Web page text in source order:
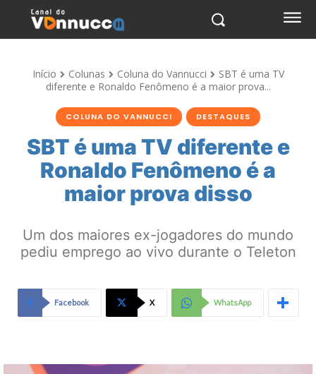
Início Colunas Coluna do Vannucci
SBT é uma TV
diferente e Ronaldo Fenômeno é a maior prova...
COLUNA DO VANNUCCI DESTAQUES
SBT é uma TV diferente e
Ronaldo Fenômeno é a
maior prova disso
Um dos maiores ex-jogadores do mundo
pediu emprego ao vivo durante o Teleton
Facebook X WhatsApp